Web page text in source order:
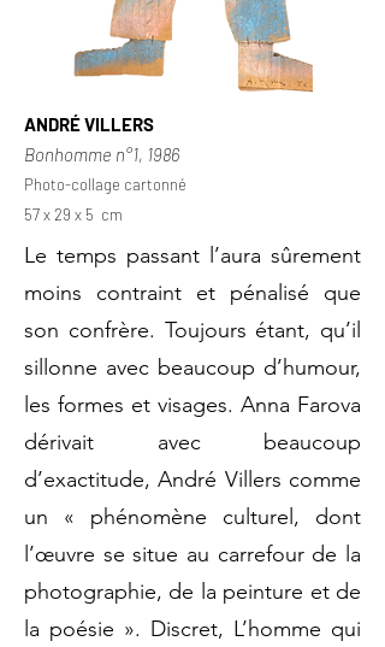
ANDRÉ VILLERS
Bonhomme n°1, 1986
Photo-collage cartonné
57 x 29 x 5 cm
Le temps passant l’aura sûrement
moins contraint et pénalisé que
son confrère. Toujours étant, qu’il
sillonne avec beaucoup d’humour,
les formes et visages. Anna Farova
dérivait avec beaucoup
d’exactitude, André Villers comme
un « phénomène culturel, dont
l’œuvre se situe au carrefour de la
photographie, de la peinture et de
la poésie ». Discret, L’homme qui